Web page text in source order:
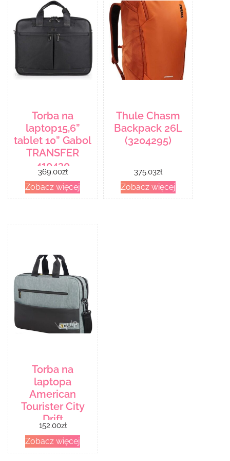
Torba na
laptop15,6”
tablet 10” Gabol
TRANSFER
410430
369.00zł
Zobacz więcej
Thule Chasm
Backpack 26L
(3204295)
375.03zł
Zobacz więcej
Torba na
laptopa
American
Tourister City
Drift
152.00zł
Zobacz więcej